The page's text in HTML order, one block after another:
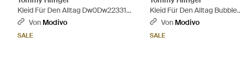
Kleid Für Den Alltag Dw0Dw22331
Slim Fit - Blau
Von Modivo
SALE
Kleid Für Den Alltag Bubble
Dw0Dw21351 Slim Fit - Rot
Von Modivo
SALE